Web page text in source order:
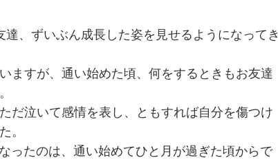
、ずいぶん成長した姿を見せるようになってき
ますが、通い始めた頃、何をするときもお友達
だ泣いて感情を表し、ともすれば自分を傷つけ
。
ったのは、通い始めてひと月が過ぎた頃からで